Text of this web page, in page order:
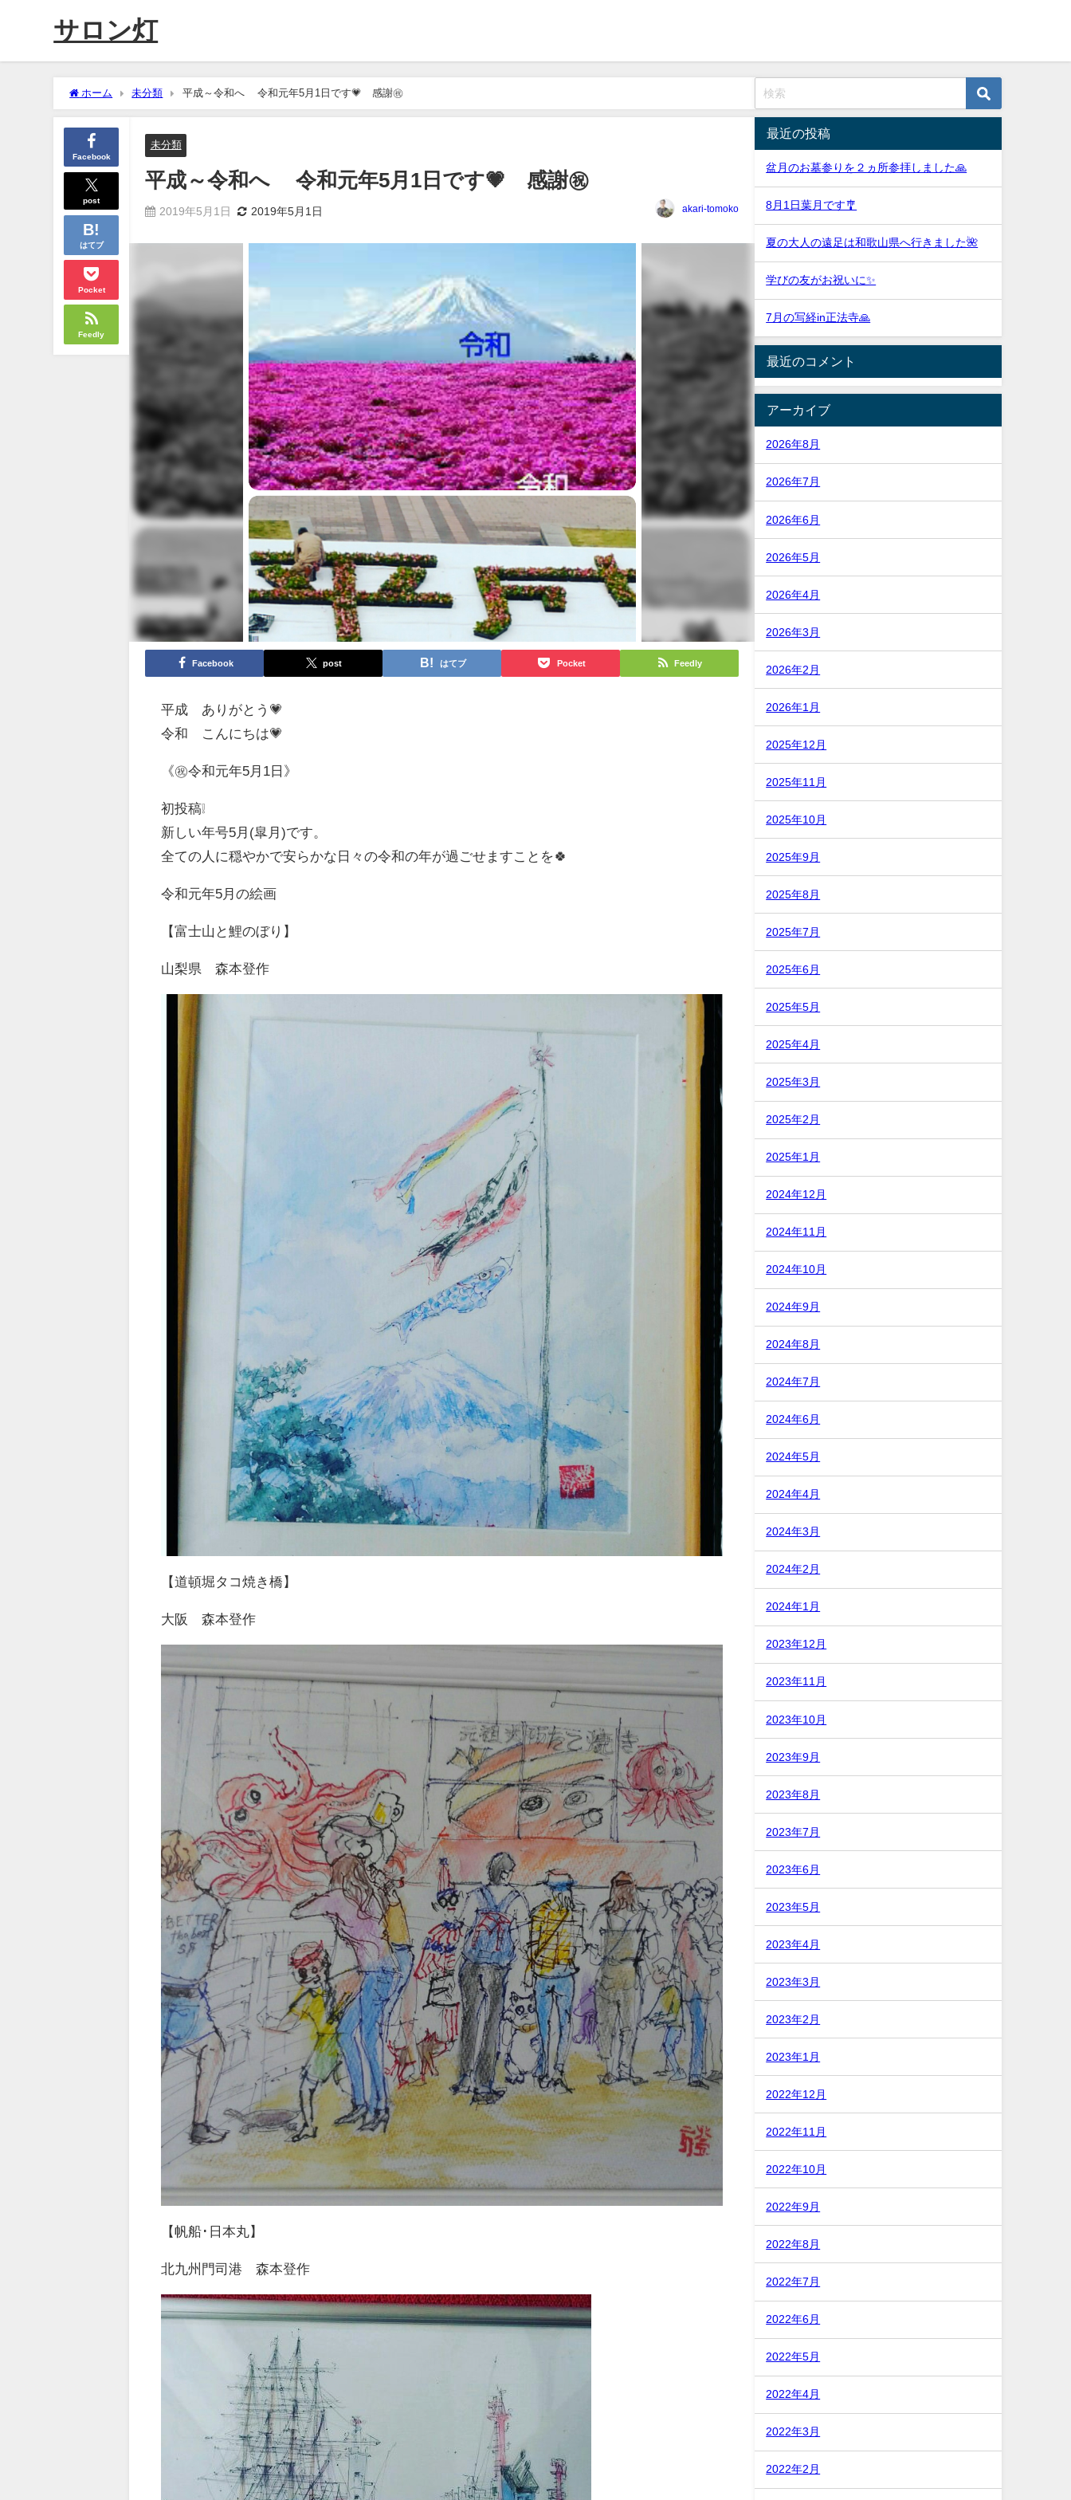
サロン灯
ホーム 未分類 平成～令和へ 令和元年5月1日です💗 感謝㊗
Facebook
post
はてブ
Pocket
Feedly
未分類
平成～令和へ 令和元年5月1日です💗 感謝㊗
2019年5月1日 2019年5月1日 akari-tomoko
Facebook post はてブ Pocket Feedly
平成 ありがとう💗
令和 こんにちは💗
《㊗令和元年5月1日》
初投稿❕
新しい年号5月(皐月)です。
全ての人に穏やかで安らかな日々の令和の年が過ごせますことを🍀
令和元年5月の絵画
【富士山と鯉のぼり】
山梨県 森本登作
【道頓堀タコ焼き橋】
大阪 森本登作
【帆船･日本丸】
北九州門司港 森本登作
最近の投稿
盆月のお墓参りを２ヵ所参拝しました🙏
8月1日葉月です🎐
夏の大人の遠足は和歌山県へ行きました🌺
学びの友がお祝いに✨
7月の写経in正法寺🙏
最近のコメント
アーカイブ
2026年8月
2026年7月
2026年6月
2026年5月
2026年4月
2026年3月
2026年2月
2026年1月
2025年12月
2025年11月
2025年10月
2025年9月
2025年8月
2025年7月
2025年6月
2025年5月
2025年4月
2025年3月
2025年2月
2025年1月
2024年12月
2024年11月
2024年10月
2024年9月
2024年8月
2024年7月
2024年6月
2024年5月
2024年4月
2024年3月
2024年2月
2024年1月
2023年12月
2023年11月
2023年10月
2023年9月
2023年8月
2023年7月
2023年6月
2023年5月
2023年4月
2023年3月
2023年2月
2023年1月
2022年12月
2022年11月
2022年10月
2022年9月
2022年8月
2022年7月
2022年6月
2022年5月
2022年4月
2022年3月
2022年2月